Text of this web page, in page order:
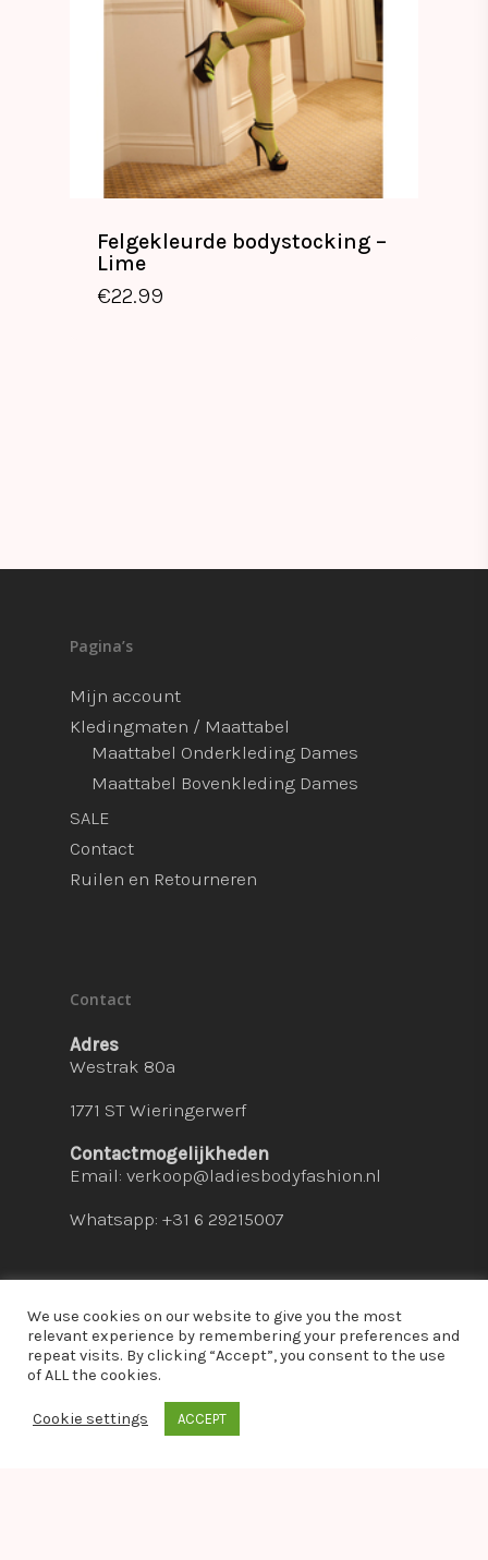
Felgekleurde bodystocking –
Lime
€22.99
Pagina’s
Mijn account
Kledingmaten / Maattabel
Maattabel Onderkleding Dames
Maattabel Bovenkleding Dames
SALE
Contact
Ruilen en Retourneren
Contact
Adres
Westrak 80a
1771 ST Wieringerwerf
Contactmogelijkheden
Email: verkoop@ladiesbodyfashion.nl
Whatsapp: +31 6 29215007
© 2026 Ladies Bodyfashion. hosted by:
We use cookies on our website to give you the most
relevant experience by remembering your preferences and
repeat visits. By clicking “Accept”, you consent to the use
of ALL the cookies.
Cookie settings ACCEPT